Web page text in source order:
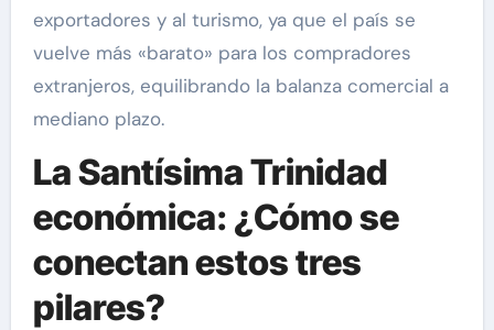
exportadores y al turismo, ya que el país se
vuelve más «barato» para los compradores
extranjeros, equilibrando la balanza comercial a
mediano plazo.
La Santísima Trinidad
económica: ¿Cómo se
conectan estos tres
pilares?